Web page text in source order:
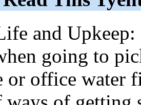
and Upkeep:
going to
or office water